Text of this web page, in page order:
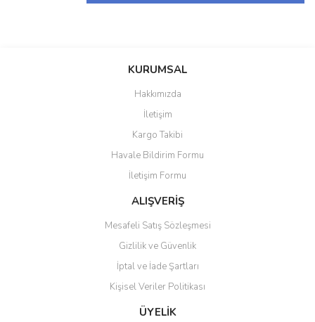
Bu ürüne ilk yorumu siz yapın!
Yorum Yaz
Ürün resmi kalitesiz, bozuk veya görüntülenemiyor.
Ürün açıklamasında eksik bilgiler bulunuyor.
Ürün bilgilerinde hatalar bulunuyor.
Ürün fiyatı diğer sitelerden daha pahalı.
Bu ürüne benzer farklı alternatifler olmalı.
Gönder
KURUMSAL
Hakkımızda
İletişim
Kargo Takibi
Havale Bildirim Formu
İletişim Formu
ALIŞVERİŞ
Mesafeli Satış Sözleşmesi
Gizlilik ve Güvenlik
İptal ve İade Şartları
Kişisel Veriler Politikası
ÜYELİK